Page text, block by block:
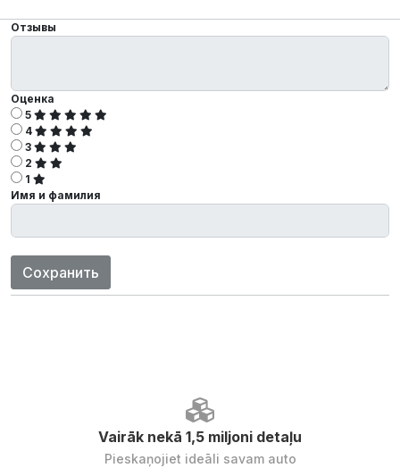
Отзывы
Оценка
5
4
3
2
1
Имя и фамилия
Сохранить
Vairāk nekā 1,5 miljoni detaļu
Pieskaņojiet ideāli savam auto